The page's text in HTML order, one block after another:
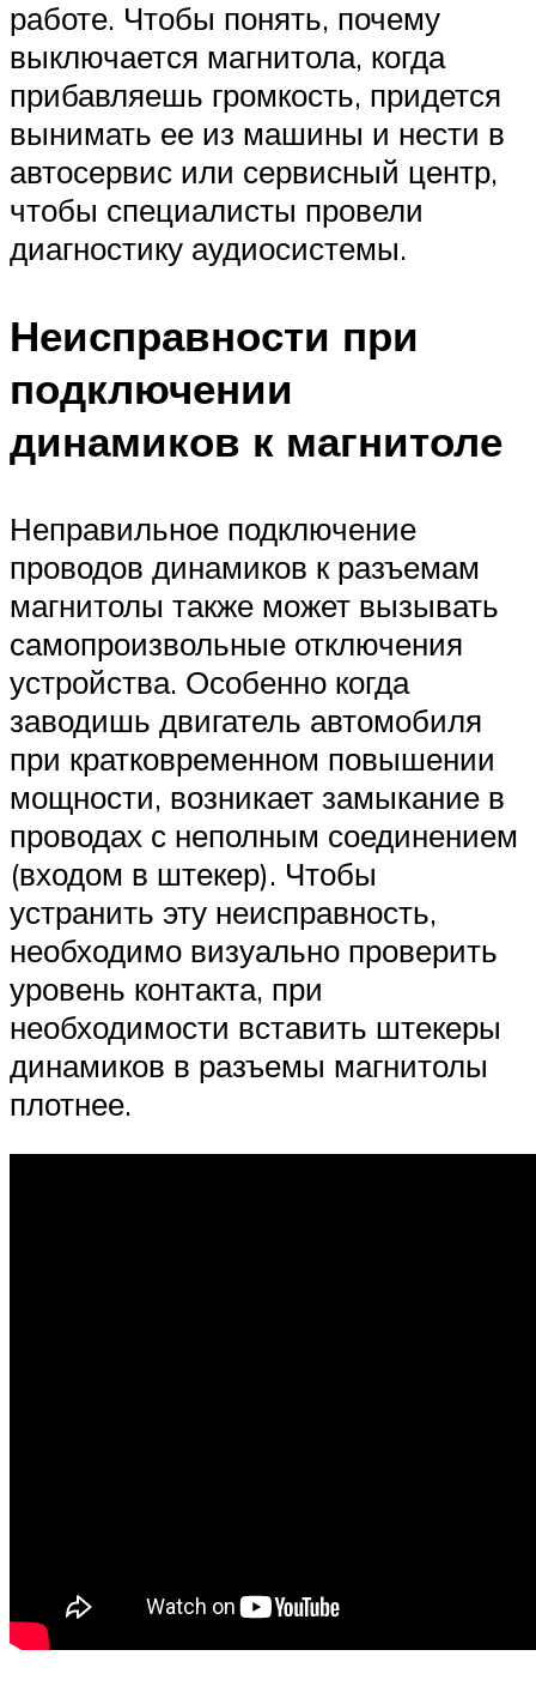
работе. Чтобы понять, почему
выключается магнитола, когда
прибавляешь громкость, придется
вынимать ее из машины и нести в
автосервис или сервисный центр,
чтобы специалисты провели
диагностику аудиосистемы.
Неисправности при
подключении
динамиков к магнитоле
Неправильное подключение
проводов динамиков к разъемам
магнитолы также может вызывать
самопроизвольные отключения
устройства. Особенно когда
заводишь двигатель автомобиля
при кратковременном повышении
мощности, возникает замыкание в
проводах с неполным соединением
(входом в штекер). Чтобы
устранить эту неисправность,
необходимо визуально проверить
уровень контакта, при
необходимости вставить штекеры
динамиков в разъемы магнитолы
плотнее.